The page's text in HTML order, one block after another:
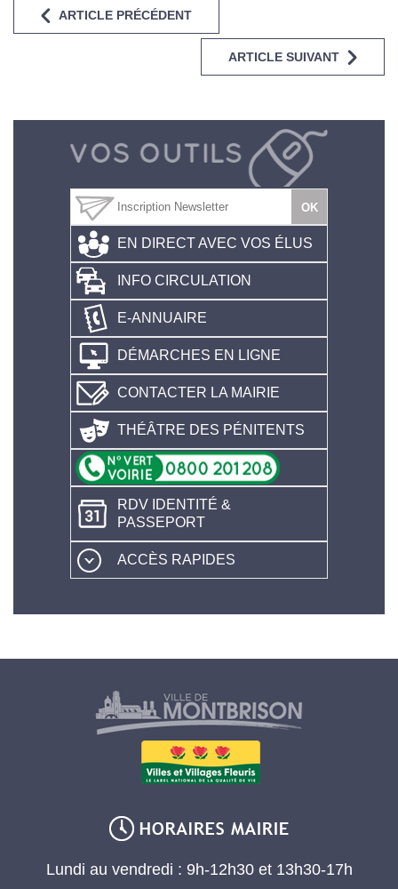
ARTICLE PRÉCÉDENT
ARTICLE SUIVANT
EN DIRECT AVEC VOS ÉLUS
INFO CIRCULATION
E-ANNUAIRE
DÉMARCHES EN LIGNE
CONTACTER LA MAIRIE
THÉÂTRE DES PÉNITENTS
RDV IDENTITÉ &
PASSEPORT
ACCÈS RAPIDES
Lundi au vendredi : 9h-12h30 et 13h30-17h